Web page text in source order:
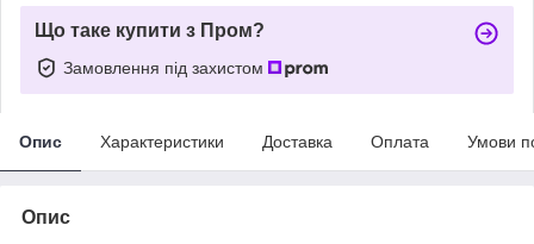
Що таке купити з Пром?
Замовлення під захистом
Опис Характеристики Доставка Оплата Умови
Опис